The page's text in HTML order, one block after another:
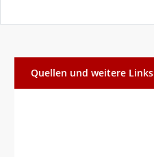
Quellen und weitere Links